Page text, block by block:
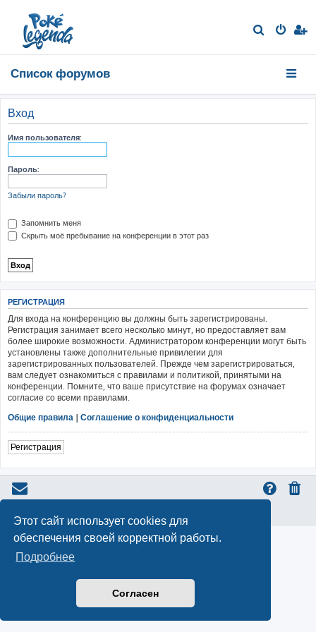
Этот сайт использует cookies для
обеспечения своей корректной работы.
Подробнее
Согласен
к
Список форумов
Вход
Имя пользователя:
Пароль:
Забыли пароль?
Запомнить меня
Скрыть моё пребывание на конференции в этот раз
РЕГИСТРАЦИЯ
Для входа на конференцию вы должны быть зарегистрированы.
Регистрация занимает всего несколько минут, но предоставляет вам
более широкие возможности. Администратором конференции могут быть
установлены также дополнительные привилегии для
зарегистрированных пользователей. Прежде чем зарегистрироваться,
вам следует ознакомиться с правилами и политикой, принятыми на
конференции. Помните, что ваше присутствие на форумах означает
согласие со всеми правилами.
Общие правила | Соглашение о конфиденциальности
Регистрация